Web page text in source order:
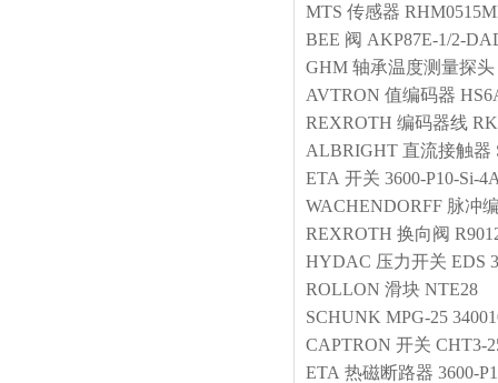
MTS 传感器
BEE 阀 AKP87E-1/2-
GHM 轴承温度测量探头
AVTRON 值编码器
REXROTH 编码器线
ALBRIGHT 直流接触器
ETA 开关 3600-P10-Si-
WACHENDORFF 脉冲
REXROTH 换向阀
HYDAC 压力开关 EDS
ROLLON 滑块 NTE28
SCHUNK MPG-25
CAPTRON 开关 CHT3-
ETA 热磁断路器 3600-